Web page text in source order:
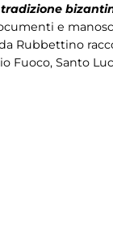
e
Rubbettino
Fuoco, Santo